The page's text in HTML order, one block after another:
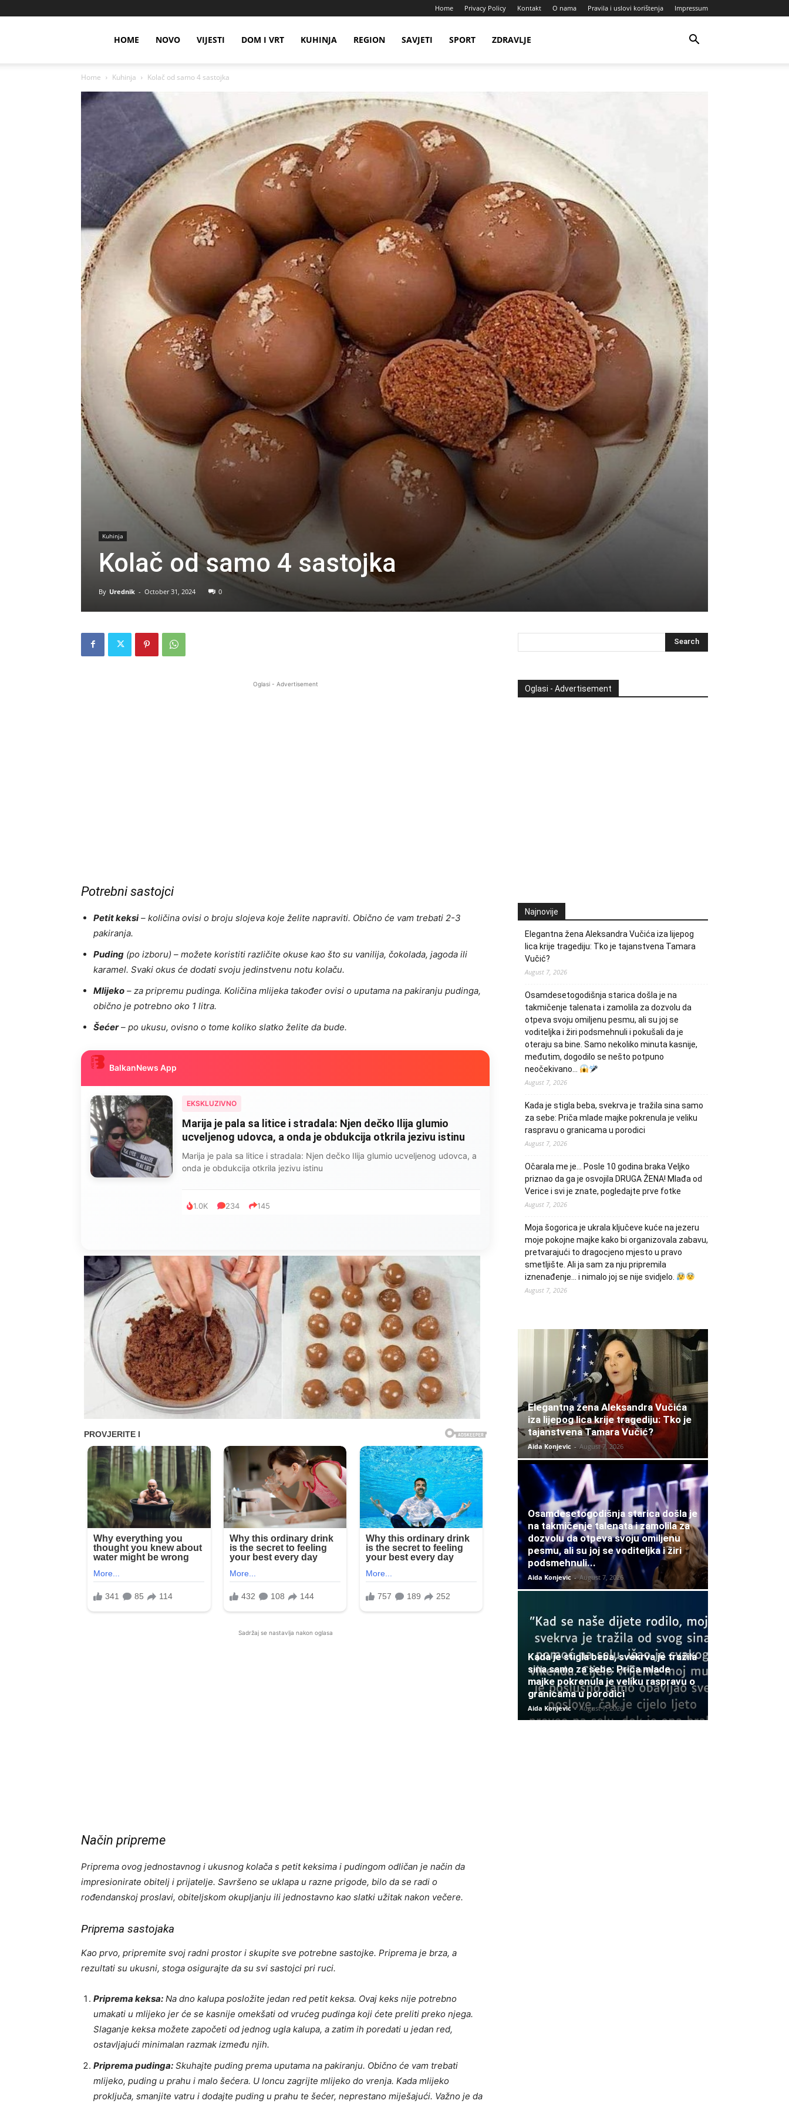
Home Privacy Policy Kontakt O nama Pravila i uslovi korištenja Impressum
HOME NOVO VIJESTI DOM I VRT KUHINJA REGION SAVJETI SPORT ZDRAVLJE
Home Kuhinja Kolač od samo 4 sastojka
Kuhinja
Kolač od samo 4 sastojka
By Urednik - October 31, 2024 0
Oglasi - Advertisement
Potrebni sastojci
Petit keksi– količina ovisi o broju slojeva koje želite napraviti. Obično će vam trebati 2-3
pakiranja.
Puding (po izboru) – možete koristiti različite okuse kao što su vanilija, čokolada, jagoda ili
karamel. Svaki okus će dodati svoju jedinstvenu notu kolaču.
Mlijeko – za pripremu pudinga. Količina mlijeka također ovisi o uputama na pakiranju pudinga,
obično je potrebno oko 1 litra.
Šećer– po ukusu, ovisno o tome koliko slatko želite da bude.
BalkanNews App
EKSKLUZIVNO
Marija je pala sa litice i stradala: Njen dečko Ilija glumio
ucveljenog udovca, a onda je obdukcija otkrila jezivu istinu
Marija je pala sa litice i stradala: Njen dečko Ilija glumio ucveljenog udovca, a
onda je obdukcija otkrila jezivu istinu
1.0K 234 145
Sadržaj se nastavlja nakon oglasa
Način pripreme
Priprema ovog jednostavnog i ukusnog kolača s petit keksima i pudingom odličan je način da
impresionirate obitelj i prijatelje. Savršeno se uklapa u razne prigode, bilo da se radi o
rođendanskoj proslavi, obiteljskom okupljanju ili jednostavno kao slatki užitak nakon večere.
Priprema sastojaka
Kao prvo, pripremite svoj radni prostor i skupite sve potrebne sastojke. Priprema je brza, a
rezultati su ukusni, stoga osigurajte da su svi sastojci pri ruci.
Priprema keksa: Na dno kalupa posložite jedan red petit keksa. Ovaj keks nije potrebno
umakati u mlijeko jer će se kasnije omekšati od vrućeg pudinga koji ćete preliti preko njega.
Slaganje keksa možete započeti od jednog ugla kalupa, a zatim ih poredati u jedan red,
ostavljajući minimalan razmak između njih.
Priprema pudinga: Skuhajte puding prema uputama na pakiranju. Obično će vam trebati
mlijeko, puding u prahu i malo šećera. U loncu zagrijte mlijeko do vrenja. Kada mlijeko
proključa, smanjite vatru i dodajte puding u prahu te šećer, neprestano miješajući. Važno je da
Oglasi - Advertisement
Najnovije
Elegantna žena Aleksandra Vučića iza lijepog
lica krije tragediju: Tko je tajanstvena Tamara
Vučić?
August 7, 2026
Osamdesetogodišnja starica došla je na
takmičenje talenata i zamolila za dozvolu da
otpeva svoju omiljenu pesmu, ali su joj se
voditeljka i žiri podsmehnuli i pokušali da je
oteraju sa bine. Samo nekoliko minuta kasnije,
međutim, dogodilo se nešto potpuno
neočekivano…
August 7, 2026
Kada je stigla beba, svekrva je tražila sina samo
za sebe: Priča mlade majke pokrenula je veliku
raspravu o granicama u porodici
August 7, 2026
Očarala me je… Posle 10 godina braka Veljko
priznao da ga je osvojila DRUGA ŽENA! Mlađa od
Verice i svi je znate, pogledajte prve fotke
August 7, 2026
Moja šogorica je ukrala ključeve kuće na jezeru
moje pokojne majke kako bi organizovala zabavu,
pretvarajući to dragocjeno mjesto u pravo
smetljište. Ali ja sam za nju pripremila
iznenađenje… i nimalo joj se nije svidjelo.
August 7, 2026
Elegantna žena Aleksandra Vučića
iza lijepog lica krije tragediju: Tko je
tajanstvena Tamara Vučić?
Aida Konjevic - August 7, 2026
Osamdesetogodišnja starica došla je
na takmičenje talenata i zamolila za
dozvolu da otpeva svoju omiljenu
pesmu, ali su joj se voditeljka i žiri
podsmehnuli...
Aida Konjevic - August 7, 2026
Kada je stigla beba, svekrva je tražila
sina samo za sebe: Priča mlade
majke pokrenula je veliku raspravu o
granicama u porodici
Aida Konjevic - August 7, 2026